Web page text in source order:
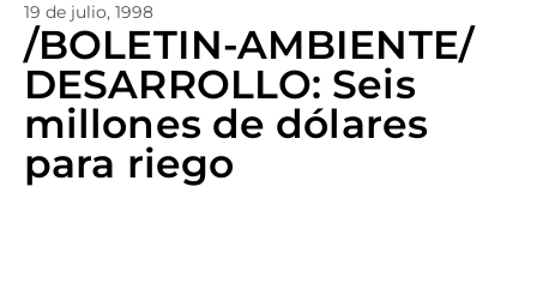
19 de julio, 1998
/BOLETIN-AMBIENTE/
DESARROLLO: Seis
millones de dólares
para riego